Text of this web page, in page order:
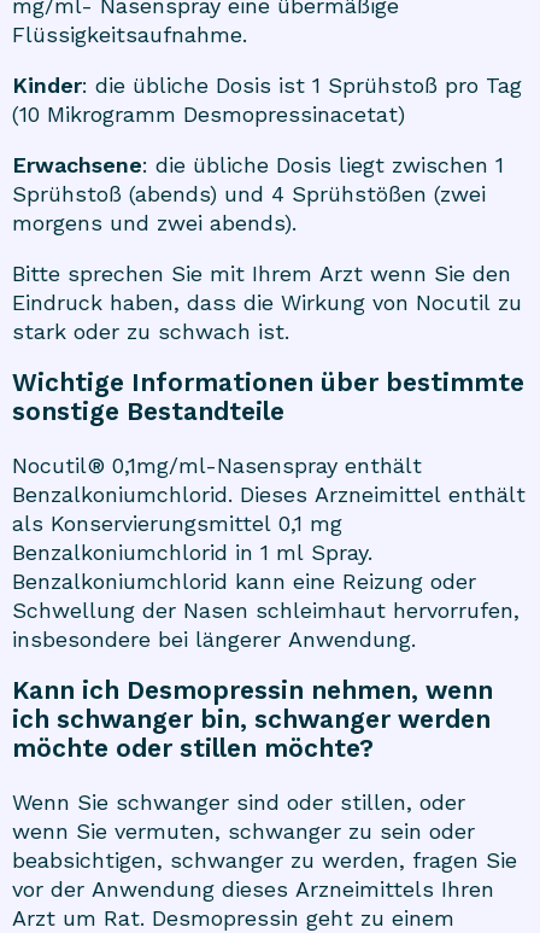
mg/ml- Nasenspray eine übermäßige
Flüssigkeitsaufnahme.
Kinder: die übliche Dosis ist 1 Sprühstoß pro Tag
(10 Mikrogramm Desmopressinacetat)
Erwachsene: die übliche Dosis liegt zwischen 1
Sprühstoß (abends) und 4 Sprühstößen (zwei
morgens und zwei abends).
Bitte sprechen Sie mit Ihrem Arzt wenn Sie den
Eindruck haben, dass die Wirkung von Nocutil zu
stark oder zu schwach ist.
Wichtige Informationen über bestimmte
sonstige Bestandteile
Nocutil® 0,1mg/ml-Nasenspray enthält
Benzalkoniumchlorid. Dieses Arzneimittel enthält
als Konservierungsmittel 0,1 mg
Benzalkoniumchlorid in 1 ml Spray.
Benzalkoniumchlorid kann eine Reizung oder
Schwellung der Nasen schleimhaut hervorrufen,
insbesondere bei längerer Anwendung.
Kann ich Desmopressin nehmen, wenn
ich schwanger bin, schwanger werden
möchte oder stillen möchte?
Wenn Sie schwanger sind oder stillen, oder
wenn Sie vermuten, schwanger zu sein oder
beabsichtigen, schwanger zu werden, fragen Sie
vor der Anwendung dieses Arzneimittels Ihren
Arzt um Rat. Desmopressin geht zu einem